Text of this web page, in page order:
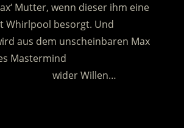
Mutter, wenn dieser ihm eine
Whirlpool besorgt. Und
aus dem unscheinbaren Max
Mastermind
wider Willen…